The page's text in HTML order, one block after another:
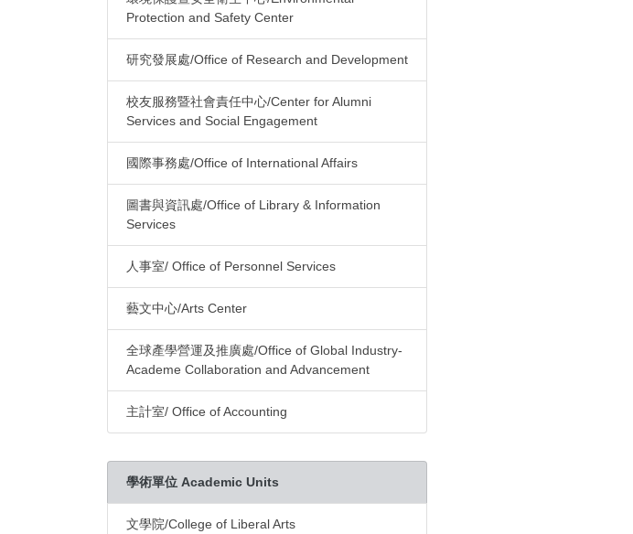
Protection and Safety Center
研究發展處/Office of Research and Development
校友服務暨社會責任中心/Center for Alumni
Services and Social Engagement
國際事務處/Office of International Affairs
圖書與資訊處/Office of Library & Information
Services
人事室/ Office of Personnel Services
藝文中心/Arts Center
全球產學營運及推廣處/Office of Global Industry-
Academe Collaboration and Advancement
主計室/ Office of Accounting
學術單位 Academic Units
文學院/College of Liberal Arts